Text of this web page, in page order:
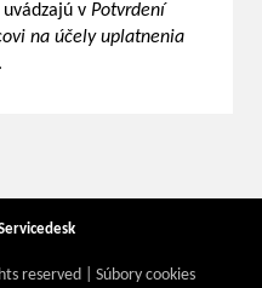
v Potvrdení
na účely uplatnenia
.
reserved | Súbory cookies